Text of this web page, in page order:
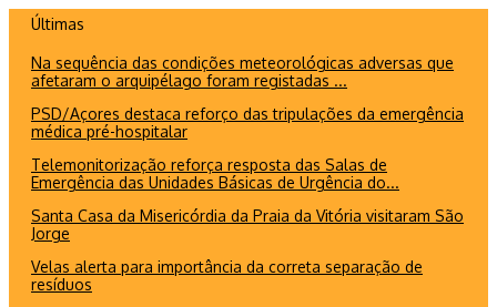
conteúdo
Últimas
Na sequência das condições meteorológicas adversas que
afetaram o arquipélago foram registadas ...
PSD/Açores destaca reforço das tripulações da emergência
médica pré-hospitalar
Telemonitorização reforça resposta das Salas de
Emergência das Unidades Básicas de Urgência do...
Santa Casa da Misericórdia da Praia da Vitória visitaram São
Jorge
Velas alerta para importância da correta separação de
resíduos